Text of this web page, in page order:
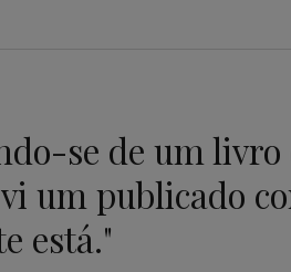
se de um
um publicado
está."